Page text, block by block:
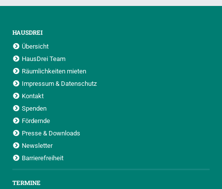
HAUSDREI
Übersicht
HausDrei Team
Räumlichkeiten mieten
Impressum & Datenschutz
Kontakt
Spenden
Fördernde
Presse & Downloads
Newsletter
Barrierefreiheit
TERMINE